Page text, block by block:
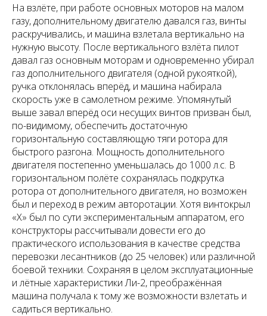
На взлёте, при работе основных моторов на малом
газу, дополнительному двигателю давался газ, винты
раскручивались, и машина взлетала вертикально на
нужную высоту. После вертикального взлёта пилот
давал газ основным моторам и одновременно убирал
газ дополнительного двигателя (одной рукояткой),
ручка отклонялась вперёд, и машина набирала
скорость уже в самолетном режиме. Упомянутый
выше завал вперёд оси несущих винтов призван был,
по-видимому, обеспечить достаточную
горизонтальную составляющую тяги ротора для
быстрого разгона. Мощность дополнительного
двигателя постепенно уменьшалась до 1000 л.с. В
горизонтальном полёте сохранялась подкрутка
ротора от дополнительного двигателя, но возможен
был и переход в режим авторотации. Хотя винтокрыл
«Х» был по сути экспериментальным аппаратом, его
конструкторы рассчитывали довести его до
практического использования в качестве средства
перевозки лесантников (до 25 человек) или различной
боевой техники. Сохраняя в целом эксплуатационные
и лётные характеристики Ли-2, преображённая
машина получала к тому же возможности взлетать и
садиться вертикально.